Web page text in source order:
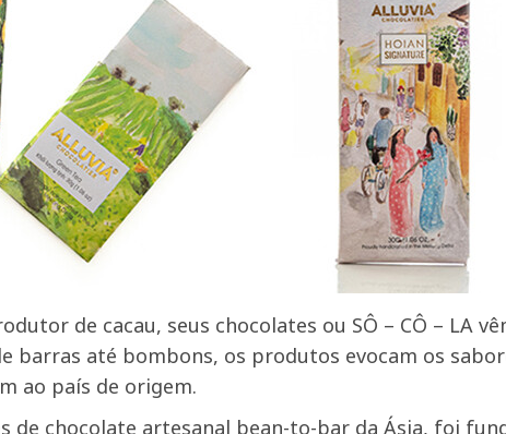
de cacau, seus chocolates ou SÔ – CÔ – LA
barras até bombons, os produtos evocam os
ao país de origem.
chocolate artesanal bean-to-bar da Ásia, foi